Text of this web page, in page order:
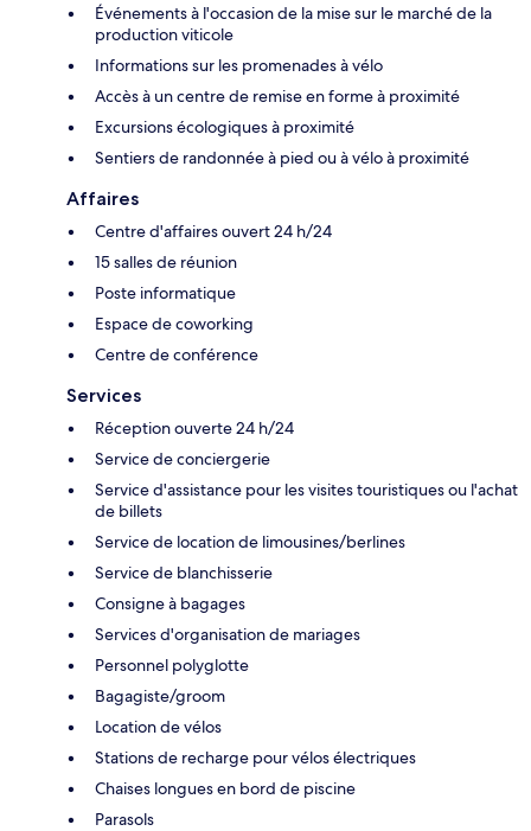
Événements à l'occasion de la mise sur le marché de la
production viticole
Informations sur les promenades à vélo
Accès à un centre de remise en forme à proximité
Excursions écologiques à proximité
Sentiers de randonnée à pied ou à vélo à proximité
Affaires
Centre d'affaires ouvert 24 h/24
15 salles de réunion
Poste informatique
Espace de coworking
Centre de conférence
Services
Réception ouverte 24 h/24
Service de conciergerie
Service d'assistance pour les visites touristiques ou l'achat
de billets
Service de location de limousines/berlines
Service de blanchisserie
Consigne à bagages
Services d'organisation de mariages
Personnel polyglotte
Bagagiste/groom
Location de vélos
Stations de recharge pour vélos électriques
Chaises longues en bord de piscine
Parasols